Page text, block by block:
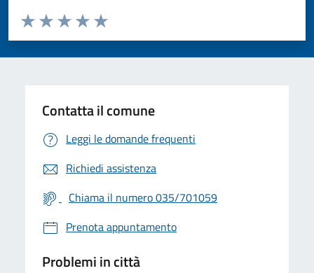
Valuta da 1 a 5 stelle la pagina
Valuta 5 stelle su 5
Valuta 4 stelle su 5
Valuta 3 stelle su 5
Valuta 2 stelle su 5
Valuta 1 stelle su 5
Contatta il comune
Leggi le domande frequenti
Richiedi assistenza
Chiama il numero 035/701059
Prenota appuntamento
Problemi in città